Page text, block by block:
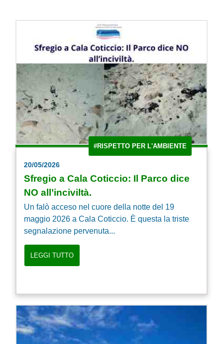
#RISPETTO PER L'AMBIENTE
20/05/2026
Sfregio a Cala Coticcio: Il Parco dice
NO all’inciviltà.
Un falò acceso nel cuore della notte del 19
maggio 2026 a Cala Coticcio. È questa la triste
segnalazione pervenuta...
LEGGI TUTTO